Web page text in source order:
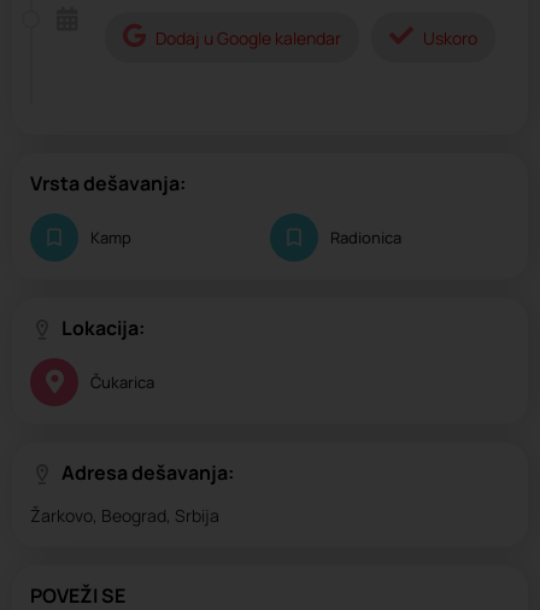
Dodaj u Google kalendar Uskoro
Vrsta dešavanja:
Kamp Radionica
Lokacija:
Čukarica
Adresa dešavanja:
Žarkovo, Beograd, Srbija
POVEŽI SE